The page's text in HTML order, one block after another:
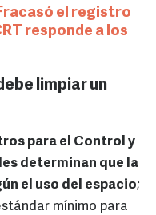
el registro
responde a los
limpiar un
para el Control y
determinan que la
el uso del espacio;
mínimo para